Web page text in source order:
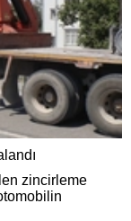
zincirleme